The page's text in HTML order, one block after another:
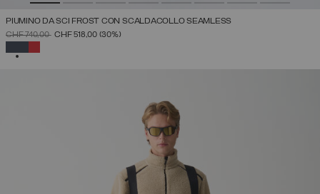
PIUMINO DA SCI FROST CON SCALDACOLLO SEAMLESS
PREZZO RIDOTTO DA
CHF 740,00ACHF 518,00 (30%)